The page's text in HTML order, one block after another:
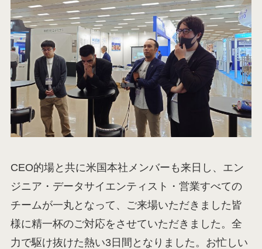
CEO的場と共に米国本社メンバーも来日し、エン
ジニア・データサイエンティスト・営業すべての
チームが一丸となって、ご来場いただきました皆
様に精一杯のご対応をさせていただきました。全
力で駆け抜けた熱い3日間となりました。お忙しい